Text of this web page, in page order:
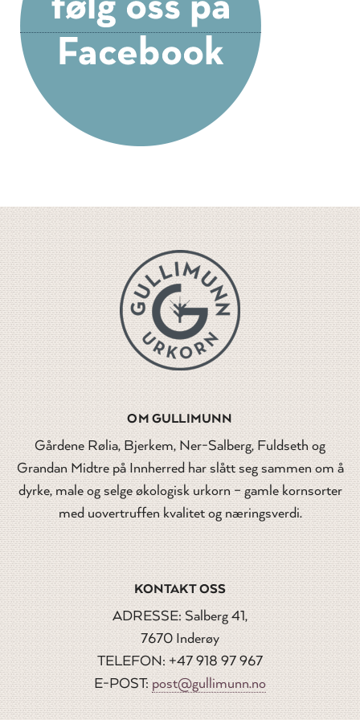
OM GULLIMUNN
Gårdene Rølia, Bjerkem, Ner-Salberg, Fuldseth og
Grandan Midtre på Innherred har slått seg sammen om å
dyrke, male og selge økologisk urkorn – gamle kornsorter
med uovertruffen kvalitet og næringsverdi.
KONTAKT OSS
ADRESSE: Salberg 41,
7670 Inderøy
TELEFON: +47 918 97 967
E-POST:post@gullimunn.no